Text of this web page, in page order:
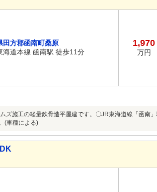
田方郡函南町桑原
海道本線 函南駅 徒歩11分
1,970
万円
ズ施工の軽量鉄骨造平屋建です。〇JR東海道線「函南
(車種による)